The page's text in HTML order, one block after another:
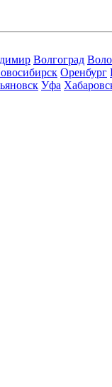
Волгоград
Оренбург
Уфа